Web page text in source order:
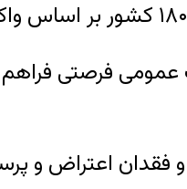
فرصتی فراهم
فقدان اعتراض و